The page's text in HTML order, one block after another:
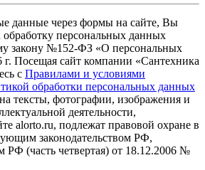
данные через формы на сайте, Вы
обработку персональных данных
закону №152-ФЗ «О персональных
Посещая сайт компании «Cантехника
с Правилами и условиями
обработки персональных данных
тексты, фотографии, изображения и
деятельности,
alorto.ru, подлежат правовой охране в
законодательством РФ,
РФ (часть четвертая) от 18.12.2006 №